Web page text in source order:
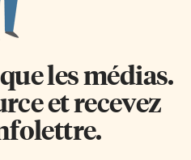
les médias.
et recevez